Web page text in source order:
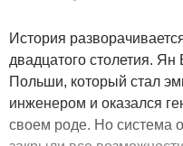
История
двадцатого столетия.
Польши, который стал
инженером и оказался
своем роде. Но система